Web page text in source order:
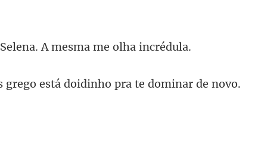
Selena. A mesma m
ego está doidinho pr